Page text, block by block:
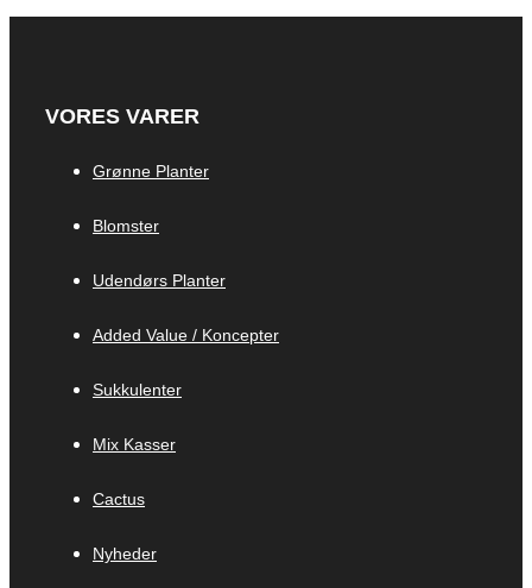
VORES VARER
Grønne Planter
Blomster
Udendørs Planter
Added Value / Koncepter
Sukkulenter
Mix Kasser
Cactus
Nyheder